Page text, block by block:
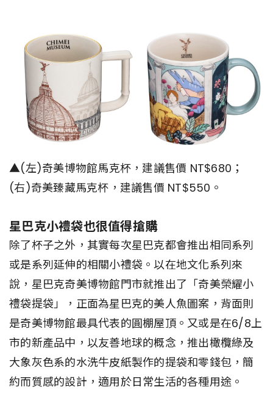
▲(左)奇美博物館馬克杯，建議售價 NT$680；
(右)奇美臻藏馬克杯，建議售價 NT$550。
星巴克小禮袋也很值得搶購
除了杯子之外，其實每次星巴克都會推出相同系列
或是系列延伸的相關小禮袋。以在地文化系列來
說，星巴克奇美博物館門市就推出了「奇美榮耀小
禮袋提袋」，正面為星巴克的美人魚圖案，背面則
是奇美博物館最具代表的圓棚屋頂。又或是在6/8上
市的新產品中，以友善地球的概念，推出橄欖綠及
大象灰色系的水洗牛皮紙製作的提袋和零錢包，簡
約而質感的設計，適用於日常生活的各種用途。